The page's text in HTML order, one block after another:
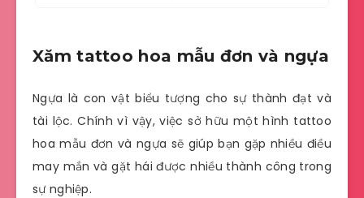
Xăm tattoo hoa mẫu đơn và ngựa
Ngựa là con vật biểu tượng cho sự thành đạt và
tài lộc. Chính vì vậy, việc sở hữu một hình tattoo
hoa mẫu đơn và ngựa sẽ giúp bạn gặp nhiều điều
may mắn và gặt hái được nhiều thành công trong
sự nghiệp.